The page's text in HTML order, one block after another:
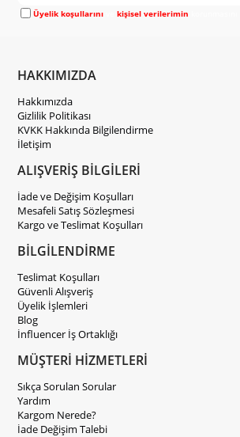
Üyelik koşullarını vekişisel verilerimin
HAKKIMIZDA
Hakkımızda
Gizlilik Politikası
KVKK Hakkında Bilgilendirme
İletişim
ALIŞVERİŞ BİLGİLERİ
İade ve Değişim Koşulları
Mesafeli Satış Sözleşmesi
Kargo ve Teslimat Koşulları
BİLGİLENDİRME
Teslimat Koşulları
Güvenli Alışveriş
Üyelik İşlemleri
Blog
İnfluencer İş Ortaklığı
MÜŞTERİ HİZMETLERİ
Sıkça Sorulan Sorular
Yardım
Kargom Nerede?
İade Değişim Talebi